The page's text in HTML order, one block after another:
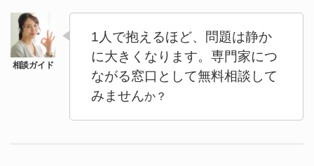
1人で抱えるほど、問題は静か
に大きくなります。専門家につ
ながる窓口として無料相談して
みませんか？